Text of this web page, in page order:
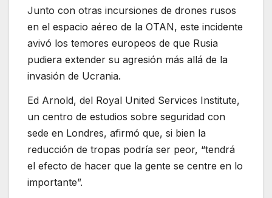
Junto con otras incursiones de drones rusos
en el espacio aéreo de la OTAN, este incidente
avivó los temores europeos de que Rusia
pudiera extender su agresión más allá de la
invasión de Ucrania.
Ed Arnold, del Royal United Services Institute,
un centro de estudios sobre seguridad con
sede en Londres, afirmó que, si bien la
reducción de tropas podría ser peor, “tendrá
el efecto de hacer que la gente se centre en lo
importante”.